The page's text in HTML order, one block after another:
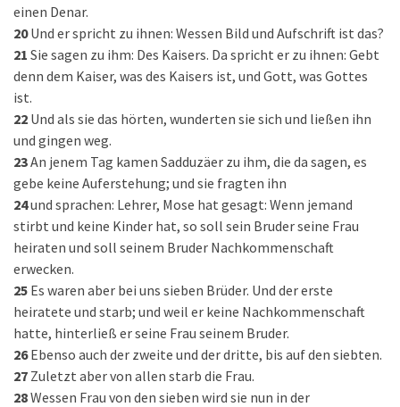
einen Denar.
20 Und er spricht zu ihnen: Wessen Bild und Aufschrift ist das?
21 Sie sagen zu ihm: Des Kaisers. Da spricht er zu ihnen: Gebt
denn dem Kaiser, was des Kaisers ist, und Gott, was Gottes
ist.
22 Und als sie das hörten, wunderten sie sich und ließen ihn
und gingen weg.
23An jenem Tag kamen Sadduzäer zu ihm, die da sagen, es
gebe keine Auferstehung; und sie fragten ihn
24und sprachen: Lehrer, Mose hat gesagt: Wenn jemand
stirbt und keine Kinder hat, so soll sein Bruder seine Frau
heiraten und soll seinem Bruder Nachkommenschaft
erwecken.
25 Es waren aber bei uns sieben Brüder. Und der erste
heiratete und starb; und weil er keine Nachkommenschaft
hatte, hinterließ er seine Frau seinem Bruder.
26 Ebenso auch der zweite und der dritte, bis auf den siebten.
27 Zuletzt aber von allen starb die Frau.
28Wessen Frau von den sieben wird sie nun in der